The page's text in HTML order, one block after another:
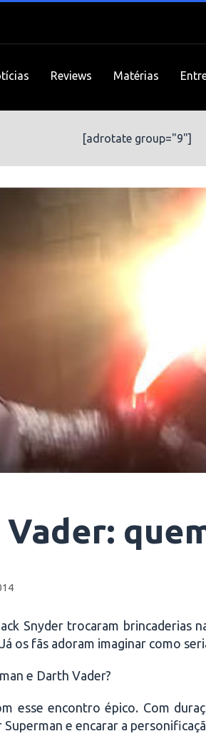
Reviews Matérias
[adrotate group="9"]
Snyder trocaram
os fãs adoram imaginar como
e Darth Vader?
esse encontro épico. Com
e encarar a